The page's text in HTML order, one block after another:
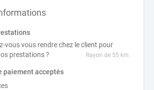
vous vous rendre chez le client pour
prestations ?
Rayon de 55 km
paiement acceptés